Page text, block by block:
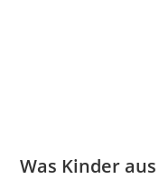
Was Kinder